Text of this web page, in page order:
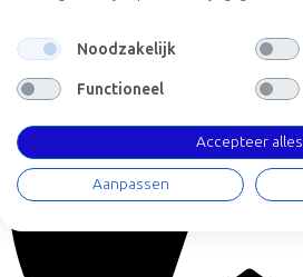
Noodzakelijk
Functioneel
Accepteer alles
Aanpassen